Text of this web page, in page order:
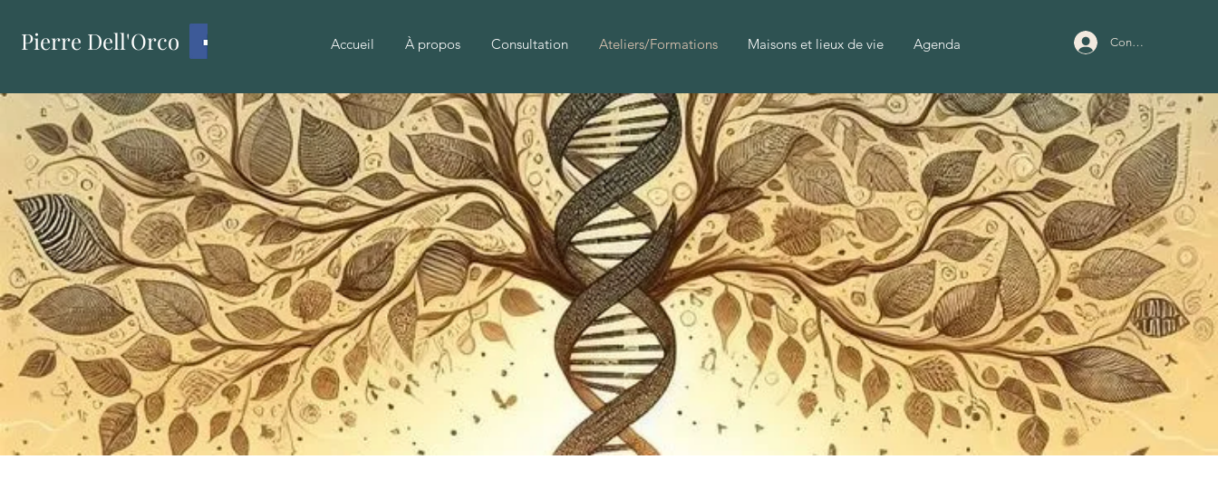
Pierre Dell'Orco Accueil À propos Consultation Ateliers/Formations Maisons et lieux de vie Agenda Connexion